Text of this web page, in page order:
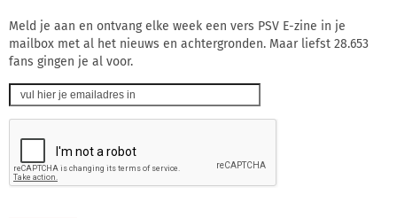
Meld je aan en ontvang elke week een vers PSV E-zine in je
mailbox met al het nieuws en achtergronden. Maar liefst 28.653
fans gingen je al voor.